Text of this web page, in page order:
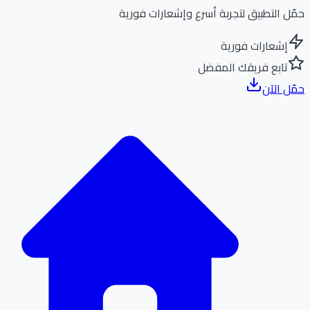
التطبيق لتجربة أسرع وإشعارات فورية
إشعارات فورية
تابع فريقك المفضل
الآن